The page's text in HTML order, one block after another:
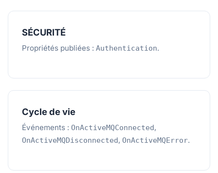
SÉCURITÉ
Propriétés publiées : Authentication.
Cycle de vie
Événements : OnActiveMQConnected,
OnActiveMQDisconnected, OnActiveMQError.